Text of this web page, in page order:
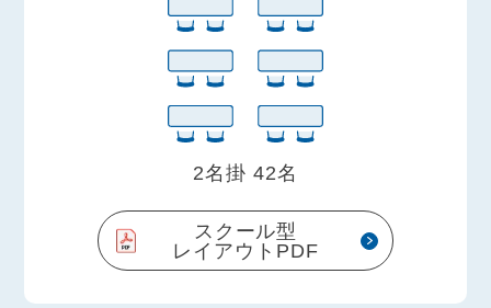
2名掛 42名
スクール型
レイアウトPDF